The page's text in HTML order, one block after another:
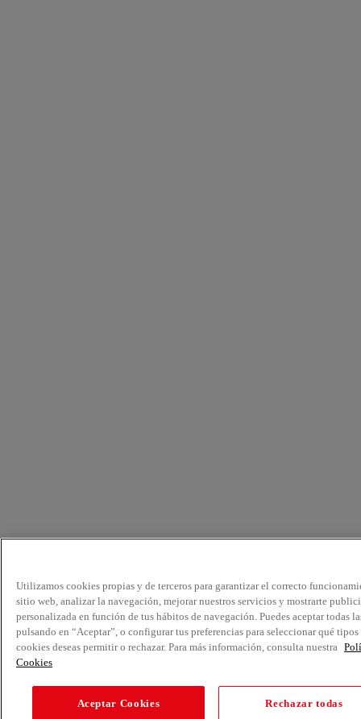
Utilizamos cookies propias y de terceros para garantizar el correcto
sitio web, analizar la navegación, mejorar nuestros servicios y mostrarte
personalizada en función de tus hábitos de navegación. Puedes aceptar todas
pulsando en “Aceptar”, o configurar tus preferencias para seleccionar qué tipos
cookies deseas permitir o rechazar. Para más información, consulta nuestra
Cookies
Aceptar Cookies Rechazar todas